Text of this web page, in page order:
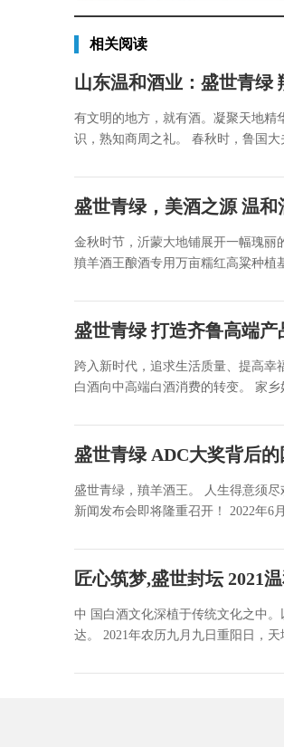
相关阅读
山东温和酒业：盛世青绿
有文明的地方，就有酒。凝聚天地精
识，熟知商周之礼。 春秋时，鲁国
盛世青绿，美酒之源 温
金秋时节，沂蒙大地铺展开一幅瑰丽
羵羊酒王酿酒专用万亩糯红高粱种植
盛世青绿 打造齐鲁高端产
跨入新时代，追求生活质量、提高
白酒向中高端白酒消费的转变。 家
盛世青绿 ADC大奖背后的
盛世青绿，羵羊酒王。 人生得意须
新闻发布会即将隆重召开！ 2022年6
匠心筑梦,盛世封坛 2021
中 国白酒文化深植于传统文化之中
达。 2021年农历九月九日重阳日，